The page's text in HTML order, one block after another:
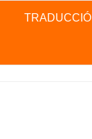
TRADUCCIÓ